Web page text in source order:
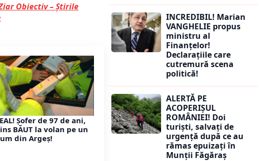
Obiectiv – Știrile
Șofer de 97 de ani,
BĂUT la volan pe un
din Argeș!
INCREDIBIL! Marian
VANGHELIE propus
ministru al
Finanțelor!
Declarațiile care
cutremură scena
politică!
ALERTĂ PE
ACOPERIȘUL
ROMÂNIEI! Doi
turiști, salvați de
urgență după ce au
rămas epuizați în
Munții Făgăraș